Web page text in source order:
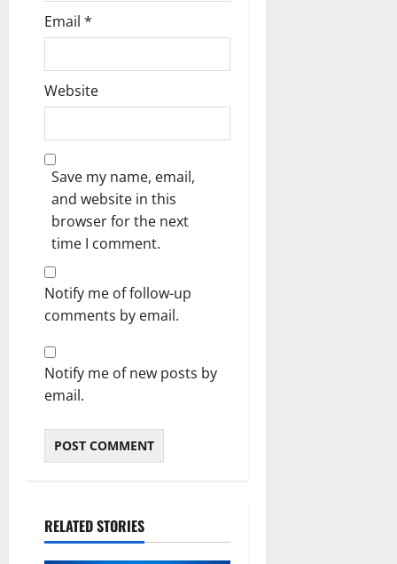
Email *
Website
Save my name, email,
and website in this
browser for the next
time I comment.
Notify me of follow-up
comments by email.
Notify me of new posts by
email.
RELATED STORIES